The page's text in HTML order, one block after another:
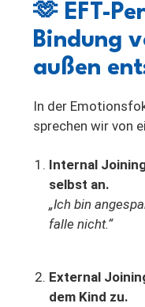
🫶 EFT-
Bindung
außen
In der
sprechen wir von
Internal
selbst an.
„Ich bin
falle nicht.“
External
dem Kind zu.